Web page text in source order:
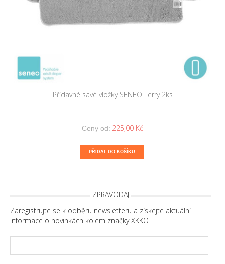
Přídavné savé vložky SENEO Terry 2ks
Ceny od: 225,00 Kč
PŘIDAT DO KOŠÍKU
ZPRAVODAJ
Zaregistrujte se k odběru newsletteru a získejte aktuální
informace o novinkách kolem značky XKKO